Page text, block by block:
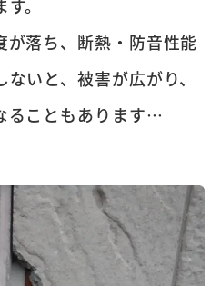
す。
が落ち、断熱・防音性能
いと、被害が広がり、
ることもあります…